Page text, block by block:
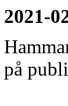
2021-
på